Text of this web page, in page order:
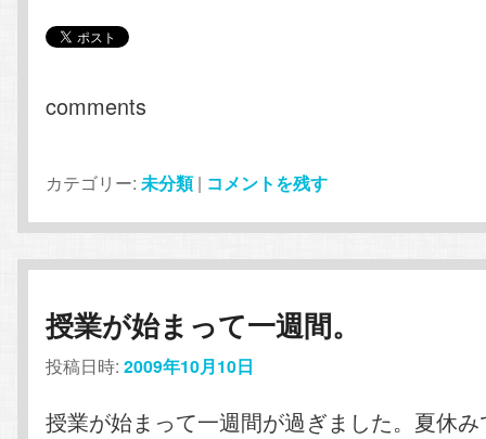
comments
カテゴリー: 未分類 | コメントを残す
授業が始まって一週間。
投稿日時:2009年10月10日
授業が始まって一週間が過ぎました。夏休